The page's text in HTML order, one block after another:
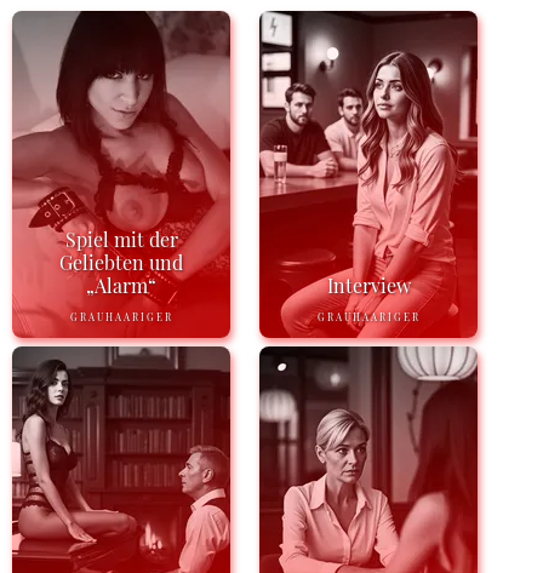
Spiel mit der
Geliebten und
„Alarm“
GRAUHAARIGER
Interview
GRAUHAARIGER